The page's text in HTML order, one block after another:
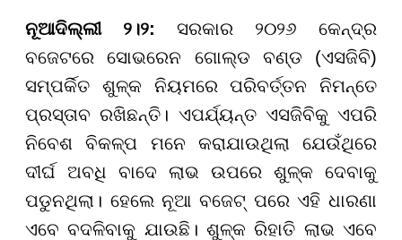
ନୂଆଦିଲ୍ଲୀ ୨।୨: ସରକାର ୨୦୨୬ କେନ୍ଦ୍ର
ବଜେଟରେ ସୋଭରେନ ଗୋଲ୍ଡ ବଣ୍ଡ (ଏସଜିବି)
ସମ୍ପର୍କିତ ଶୁଳ୍କ ନିୟମରେ ପରିବର୍ତ୍ତନ ନିମନ୍ତେ
ପ୍ରସ୍ତାବ ରଖିଛନ୍ତି। ଏପର୍ଯ୍ୟନ୍ତ ଏସଜିବିକୁ ଏପରି
ନିବେଶ ବିକଳ୍ପ ମନେ କରାଯାଉଥିଲା ଯେଉଁଥିରେ
ଦୀର୍ଘ ଅବଧି ବାଦେ ଲାଭ ଉପରେ ଶୁଳ୍କ ଦେବାକୁ
ପଡୁନଥିଲା। ହେଲେ ନୂଆ ବଜେଟ୍ ପରେ ଏହି ଧାରଣା
ଏବେ ବଦଳିବାକୁ ଯାଉଛି। ଶୁଳ୍କ ରିହାତି ଲାଭ ଏବେ